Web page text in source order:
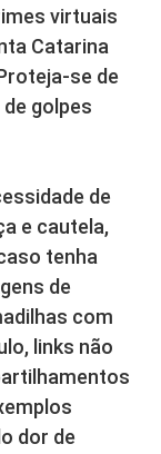
virtuais
Catarina
se de
golpes
de
e cautela,
tenha
de
com
links não
dor de